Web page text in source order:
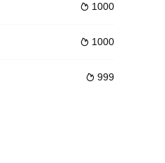
 1000
 1000
 999